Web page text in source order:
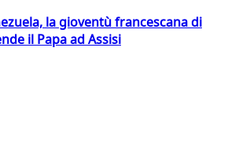
la gioventù francescana di
il Papa ad Assisi